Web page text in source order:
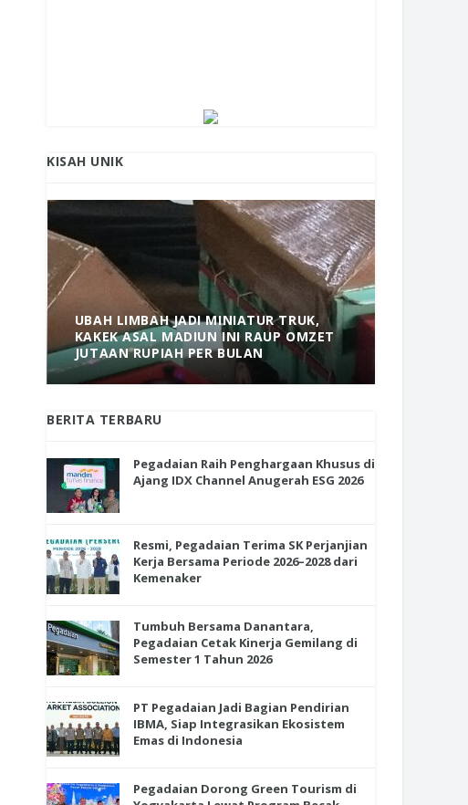
KISAH UNIK
UBAH LIMBAH JADI MINIATUR TRUK,
KAKEK ASAL MADIUN INI RAUP OMZET
JUTAAN RUPIAH PER BULAN
BERITA TERBARU
Pegadaian Raih Penghargaan Khusus di
Ajang IDX Channel Anugerah ESG 2026
Resmi, Pegadaian Terima SK Perjanjian
Kerja Bersama Periode 2026–2028 dari
Kemenaker
Tumbuh Bersama Danantara,
Pegadaian Cetak Kinerja Gemilang di
Semester 1 Tahun 2026
PT Pegadaian Jadi Bagian Pendirian
IBMA, Siap Integrasikan Ekosistem
Emas di Indonesia
Pegadaian Dorong Green Tourism di